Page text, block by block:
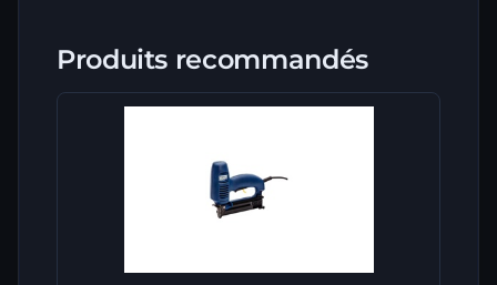
Produits recommandés